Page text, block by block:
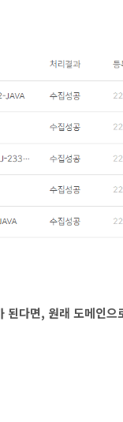
다면, 원래 도메인으